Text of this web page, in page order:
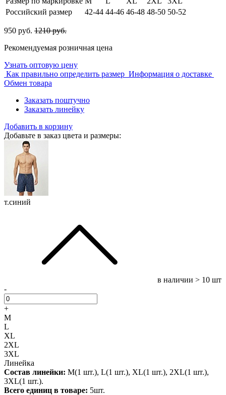
Российский размер
42-44 44-46 46-48 48-50 50-52
950 руб. 1210 руб.
Рекомендуемая розничная цена
Узнать оптовую цену
Как правильно определить размер Информация о доставке
Обмен товара
Заказать поштучно
Заказать линейку
Добавить в корзину
Добавьте в заказ цвета и размеры:
т.синий
в наличии > 10 шт
-
+
M
L
XL
2XL
3XL
Линейка
Состав линейки: M(1 шт.), L(1 шт.), XL(1 шт.), 2XL(1 шт.),
3XL(1 шт.).
Всего единиц в товаре: 5шт.